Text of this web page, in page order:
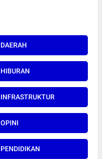
DAERAH
HIBURAN
INFRASTRUKTUR
OPINI
PENDIDIKAN